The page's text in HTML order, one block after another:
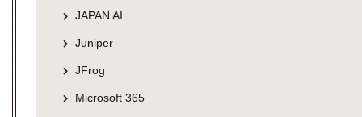
JAPAN AI
Juniper
JFrog
Microsoft 365